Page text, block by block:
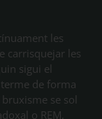
les
carrisquejar les
sigui el
de forma
se sol
o REM,